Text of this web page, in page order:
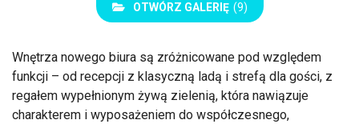
OTWÓRZ GALERIĘ (9)
Wnętrza nowego biura są zróżnicowane pod względem
funkcji – od recepcji z klasyczną ladą i strefą dla gości, z
regałem wypełnionym żywą zielenią, która nawiązuje
charakterem i wyposażeniem do współczesnego,